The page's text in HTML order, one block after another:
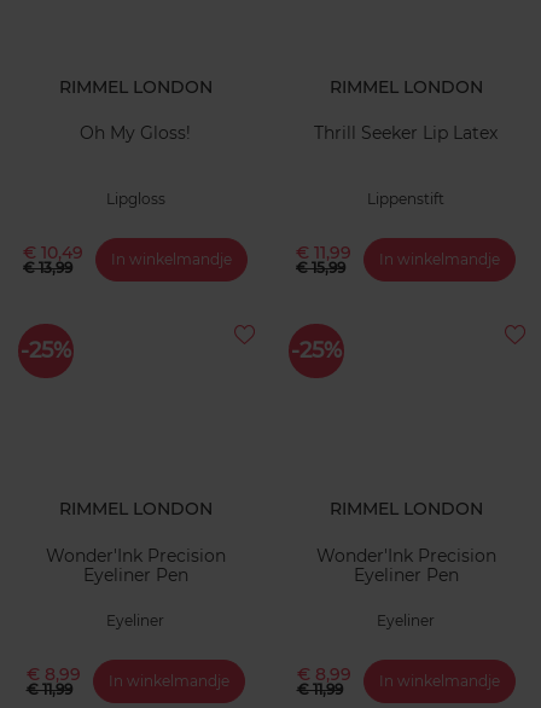
RIMMEL LONDON
Oh My Gloss!
Lipgloss
€ 10,49
€ 13,99 In winkelmandje
RIMMEL LONDON
Thrill Seeker Lip Latex
Lippenstift
€ 11,99
€ 15,99 In winkelmandje
-25%
RIMMEL LONDON
Wonder'Ink Precision
Eyeliner Pen
Eyeliner
€ 8,99
€ 11,99 In winkelmandje
-25%
RIMMEL LONDON
Wonder'Ink Precision
Eyeliner Pen
Eyeliner
€ 8,99
€ 11,99 In winkelmandje